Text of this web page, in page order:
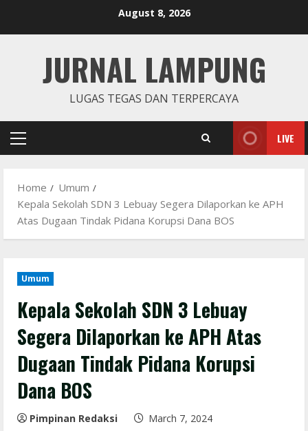
August 8, 2026
JURNAL LAMPUNG
LUGAS TEGAS DAN TERPERCAYA
Primary
LIVE
Home
Umum
Kepala Sekolah SDN 3 Lebuay Segera Dilaporkan ke APH
Atas Dugaan Tindak Pidana Korupsi Dana BOS
Umum
Kepala Sekolah SDN 3 Lebuay
Segera Dilaporkan ke APH Atas
Dugaan Tindak Pidana Korupsi
Dana BOS
Pimpinan Redaksi
March 7, 2024